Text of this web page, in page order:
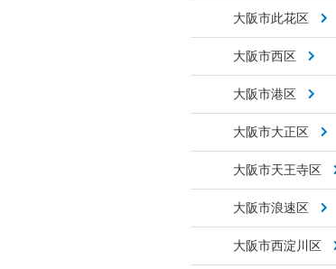
大阪市此花区
大阪市西区
大阪市港区
大阪市大正区
大阪市天王寺区
大阪市浪速区
大阪市西淀川区